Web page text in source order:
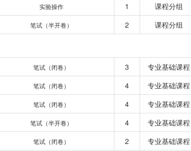
实验操作 1
课程分组
笔试（半开卷） 2 课程分组
笔试（闭卷） 3
专业基础课程
笔试（闭卷） 4
专业基础课程
笔试（闭卷） 4
专业基础课程
笔试（半开卷） 4
专业基础课程
笔试（闭卷） 2
专业基础课程